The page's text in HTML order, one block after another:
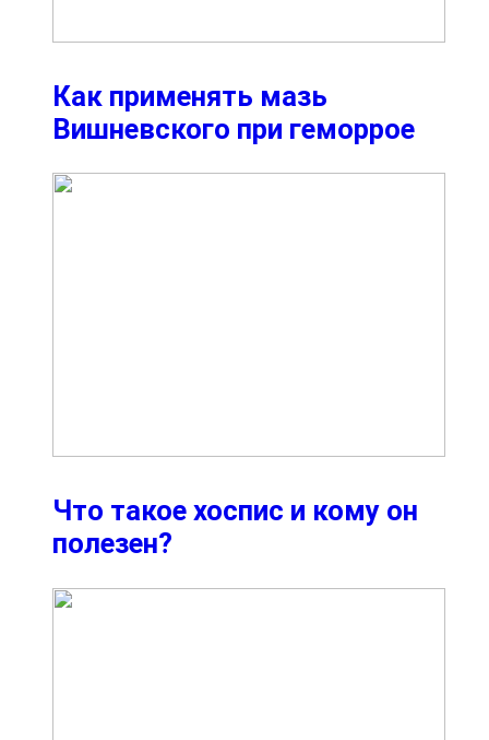
Как применять мазь
Вишневского при геморрое
Что такое хоспис и кому он
полезен?